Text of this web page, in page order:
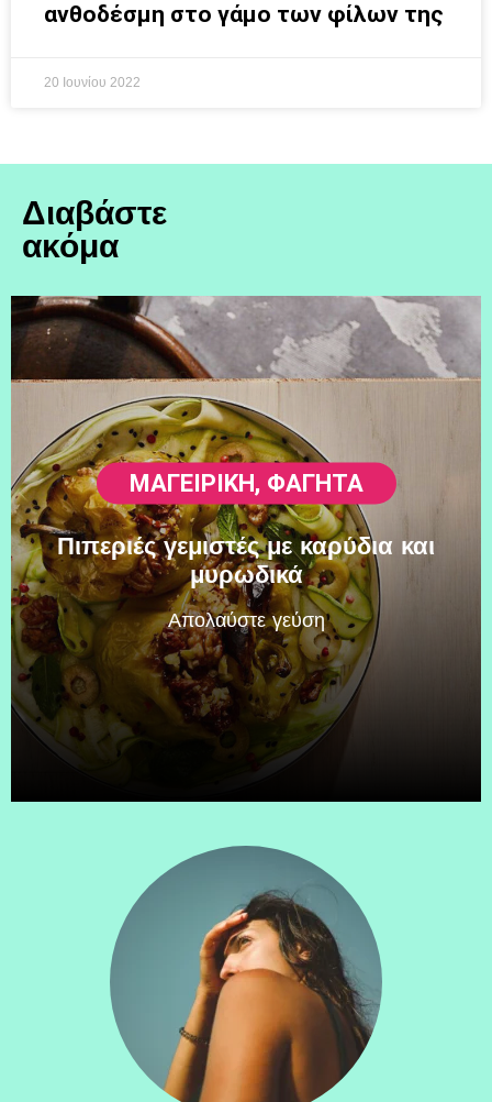
ανθοδέσμη στο γάμο των φίλων της
20 Ιουνίου 2022
Διαβάστε
ακόμα
ΜΑΓΕΙΡΙΚΗ, ΦΑΓΗΤΆ
Πιπεριές γεμιστές με καρύδια και
μυρωδικά
Απολαύστε γεύση